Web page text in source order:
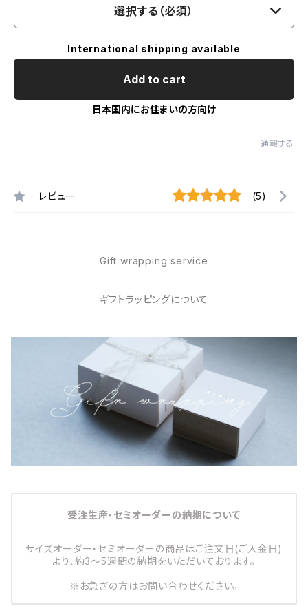
選択する（必須）
International shipping available
Add to cart
日本国内にお住まいの方向け
通報する
レビュー (5)
Gift wrapping service
ギフトラッピングについて
受注生産・セミオーダーの納期について
サイズオーダー・セミオーダーの商品はご注文日(ご入金日)
より、約3～5週間の納期をいただいております。
※お急ぎの方はお問い合わせください。